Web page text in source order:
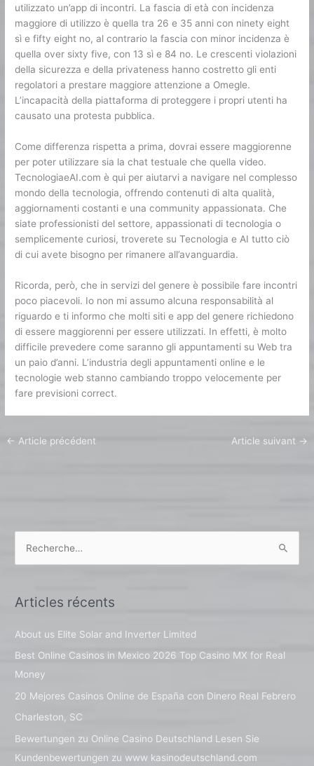
utilizzato un’app di incontri. La fascia di età con incidenza
maggiore di utilizzo è quella tra 26 e 35 anni con ninety eight
sì e fifty eight no, al contrario la fascia con minor incidenza è
quella over sixty five, con 13 sì e 84 no. Le crescenti violazioni
della sicurezza e della privateness hanno costretto gli enti
regolatori a prestare maggiore attenzione a Omegle.
L’incapacità della piattaforma di proteggere i propri utenti ha
causato una protesta pubblica.
Come differenza rispetta a prima, dovrai essere maggiorenne
per poter utilizzare sia la chat testuale che quella video.
TecnologiaeAI.com è qui per aiutarvi a navigare nel complesso
mondo della tecnologia, offrendo contenuti di alta qualità,
aggiornamenti costanti e una community appassionata. Che
siate professionisti del settore, appassionati di tecnologia o
semplicemente curiosi, troverete su Tecnologia e AI tutto ciò
di cui avete bisogno per rimanere all’avanguardia.
Ricorda, però, che in servizi del genere è possibile fare incontri
poco piacevoli. Io non mi assumo alcuna responsabilità al
riguardo e ti informo che molti siti e app del genere richiedono
di essere maggiorenni per essere utilizzati. In effetti, è molto
difficile prevedere come saranno gli appuntamenti su Web tra
un paio d’anni. L’industria degli appuntamenti online e le
tecnologie web stanno cambiando troppo velocemente per
fare previsioni correct.
← Article précédent Article suivant →
h
e
r
:
Articles récents
About us Elite Solar and Inverter Limited
Best Online Casinos in Mexico 2026 Top Casino MX for Real
Money
20 Mejores Casinos Online de España con Dinero Real Febrero
Charleston, SC
Bewertungen zu Online Casino Deutschland Lesen Sie
Kundenbewertungen zu www kasinodeutschland.com